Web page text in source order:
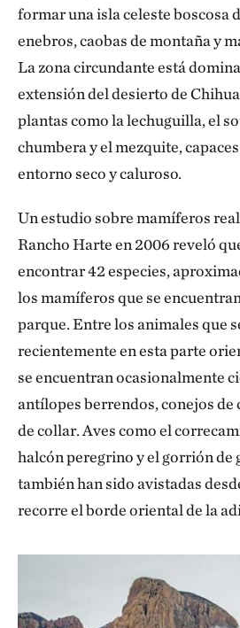
formar una isla celeste boscosa
enebros, caobas de montaña y
La zona circundante está
extensión del desierto de
plantas como la lechuguilla, el
chumbera y el mezquite,
entorno seco y caluroso.
Un estudio sobre mamíferos
Rancho Harte en 2006 reveló
encontrar 42 especies,
los mamíferos que se
parque. Entre los animales que
recientemente en esta parte
se encuentran ocasionalmente
antílopes berrendos, conejos de
de collar. Aves como el
halcón peregrino y el gorrión de
también han sido avistadas
recorre el borde oriental de la